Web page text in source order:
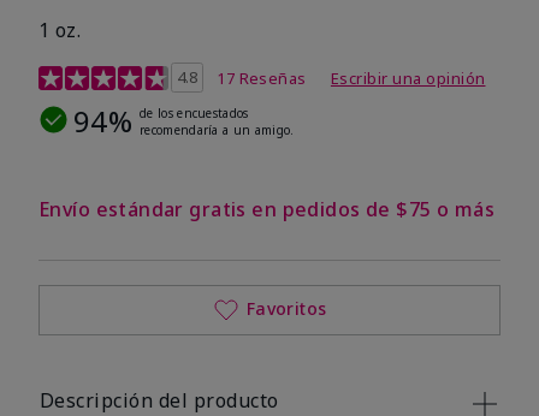
1 oz.
Calificación de clientes de 5 de 5
4.8 17 Reseñas Escribir una opinión
94% de los encuestados
recomendaría a un amigo.
Envío estándar gratis en pedidos de $75 o más
Favoritos
Descripción del producto